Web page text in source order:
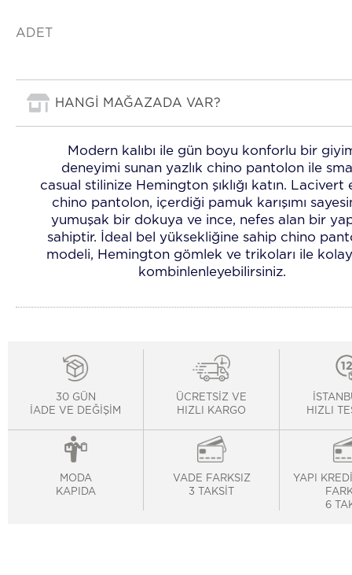
ADET
HANGİ MAĞAZADA VAR?
Modern kalıbı ile gün boyu konforlu bir
deneyimi sunan yazlık chino pantolon ile
casual stilinize Hemington şıklığı katın. Lacivert
chino pantolon, içerdiği pamuk karışımı
yumuşak bir dokuya ve ince, nefes alan bir
sahiptir. İdeal bel yüksekliğine sahip chino
modeli, Hemington gömlek ve trikoları ile
kombinlenleyebilirsiniz.
30 GÜN
İADE VE DEĞİŞİM
ÜCRETSİZ VE
HIZLI KARGO
HIZLI
MODA
KAPIDA
VADE FARKSIZ
3 TAKSİT
YAPI
6